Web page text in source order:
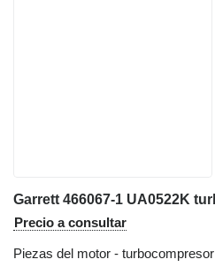
Precio a consultar
Piezas del motor - turbocompresor